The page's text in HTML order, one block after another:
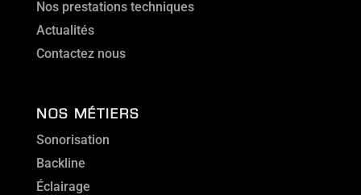
Nos prestations techniques
Actualités
Contactez nous
NOS MÉTIERS
Sonorisation
Backline
Éclairage